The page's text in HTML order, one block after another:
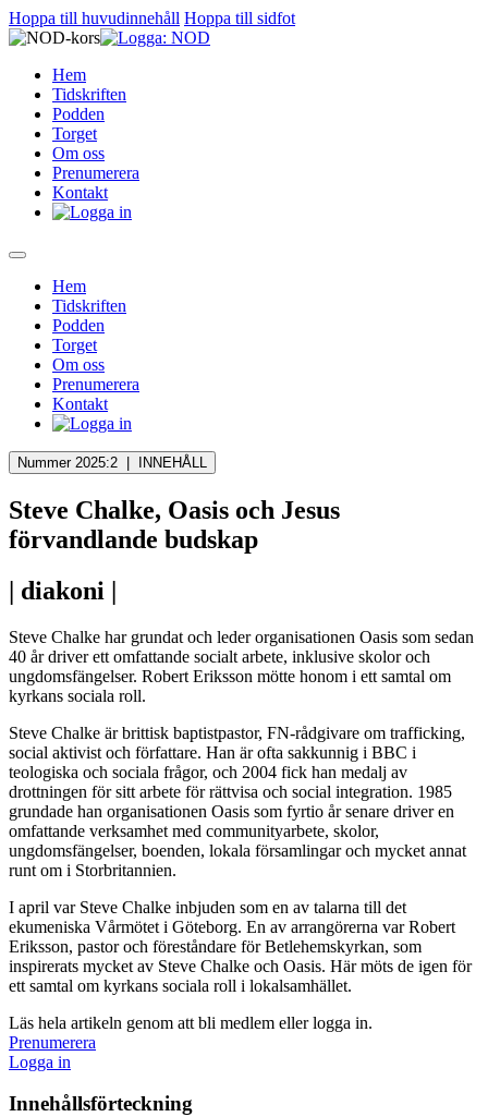
Hoppa till huvudinnehåll Hoppa till sidfot
Hem
Tidskriften
Podden
Torget
Om oss
Prenumerera
Kontakt
Hem
Tidskriften
Podden
Torget
Om oss
Prenumerera
Kontakt
Nummer 2025:2 | INNEHÅLL
Steve Chalke, Oasis och Jesus
förvandlande budskap
| diakoni |
Steve Chalke har grundat och leder organisationen Oasis som sedan
40 år driver ett omfattande socialt arbete, inklusive skolor och
ungdomsfängelser. Robert Eriksson mötte honom i ett samtal om
kyrkans sociala roll.
Steve Chalke är brittisk baptistpastor, FN-rådgivare om trafficking,
social aktivist och författare. Han är ofta sakkunnig i BBC i
teologiska och sociala frågor, och 2004 fick han medalj av
drottningen för sitt arbete för rättvisa och social integration. 1985
grundade han organisationen Oasis som fyrtio år senare driver en
omfattande verksamhet med communityarbete, skolor,
ungdomsfängelser, boenden, lokala församlingar och mycket annat
runt om i Storbritannien.
I april var Steve Chalke inbjuden som en av talarna till det
ekumeniska Vårmötet i Göteborg. En av arrangörerna var Robert
Eriksson, pastor och föreståndare för Betlehemskyrkan, som
inspirerats mycket av Steve Chalke och Oasis. Här möts de igen för
ett samtal om kyrkans sociala roll i lokalsamhället.
Läs hela artikeln genom att bli medlem eller logga in.
Prenumerera
Logga in
Innehållsförteckning